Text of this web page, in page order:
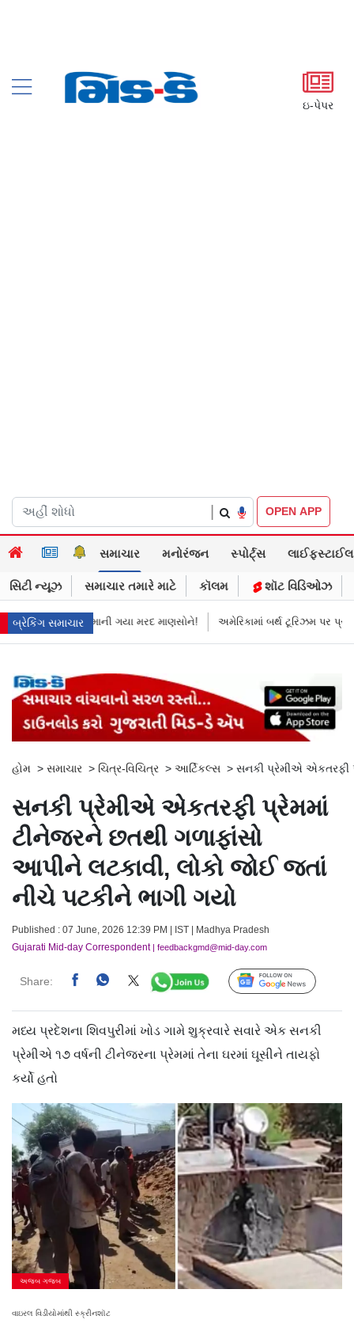
ઇ-પેપર
OPEN APP
સમાચાર મનોરંજન સ્પોર્ટ્સ લાઈફસ્ટાઈલ
સિટી ન્યૂઝ સમાચાર તમારે માટે કૉલમ શૉટ વિડિઓઝ
બ્રેકિંગ સમાચાર
ગયા મરદ માણસોને! અમેરિકામાં બર્થ ટૂરિઝમ પર પ્રતિબંધ મૂક્યો ડોનલ્ડ
હોમ > સમાચાર > ચિત્ર-વિચિત્ર > આર્ટિકલ્સ > સનકી પ્રેમીએ એકતરફી
સનકી પ્રેમીએ એકતરફી પ્રેમમાં
ટીનેજરને છતથી ગળાફાંસો
આપીને લટકાવી, લોકો જોઈ જતાં
નીચે પટકીને ભાગી ગયો
Published : 07 June, 2026 12:39 PM | IST | Madhya Pradesh
Gujarati Mid-day Correspondent| feedbackgmd@mid-day.com
Share: Follow Us
મધ્ય પ્રદેશના શિવપુરીમાં ખોડ ગામે શુક્રવારે સવારે એક સનકી
પ્રેમીએ ૧૭ વર્ષની ટીનેજરના પ્રેમમાં તેના ઘરમાં ઘૂસીને તાયફો
કર્યો હતો
અજબ ગજબ
વાઇરલ વિડીયોમાંથી સ્ક્રીનશૉટ